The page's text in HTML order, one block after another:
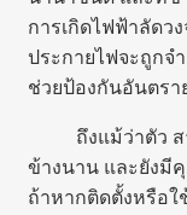
การเกิดไฟฟ้าลัดว
ประกายไฟจะถูกจ
ช่วยป้องกันอันตรา
ถึงแม้ว่าตัว สา
ข้างนาน และยัง
ถ้าหากติดตั้งหรือใ